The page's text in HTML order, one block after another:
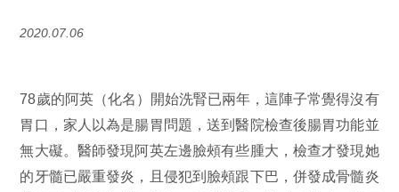
2020.07.06
78歲的阿英（化名）開始洗腎已兩年，這陣子常覺得沒有
胃口，家人以為是腸胃問題，送到醫院檢查後腸胃功能並
無大礙。醫師發現阿英左邊臉頰有些腫大，檢查才發現她
的牙髓已嚴重發炎，且侵犯到臉頰跟下巴，併發成骨髓炎